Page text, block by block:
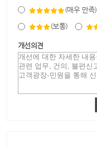
(매우 만족)
(보통)
개선의견